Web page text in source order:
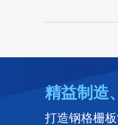
精益制造
打造钢格栅